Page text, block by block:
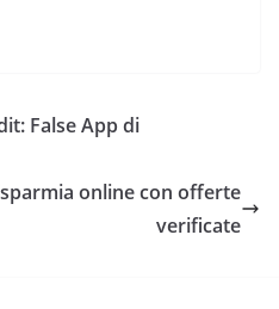
False App di
online con offerte
verificate